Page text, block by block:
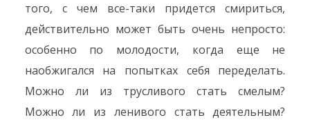
того, с чем все-таки придется смириться,
действительно может быть очень непросто:
особенно по молодости, когда еще не
наобжигался на попытках себя переделать.
Можно ли из трусливого стать смелым?
Можно ли из ленивого стать деятельным?